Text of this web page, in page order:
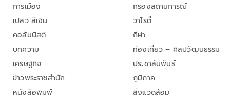
การเมือง
เปลว สีเงิน
คอลัมนิสต์
บทความ
เศรษฐกิจ
ข่าวพระราชสำนัก
หนังสือพิมพ์
กรองสถานการณ์
วาไรตี้
กีฬา
ท่องเที่ยว – ศิลปวัฒนธรรม
ประชาสัมพันธ์
ภูมิภาค
สิ่งแวดล้อม